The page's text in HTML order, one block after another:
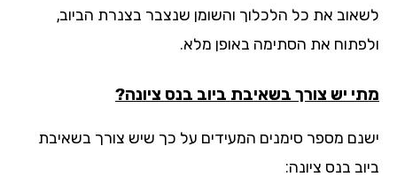
את כל הלכלוך והשומן שנצבר בצנרת הביוב,
את הסתימה באופן מלא.
יש צורך בשאיבת ביוב בנס ציונה?
מספר סימנים המעידים על כך שיש צורך בשאיבת
בנס ציונה: